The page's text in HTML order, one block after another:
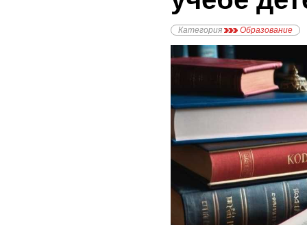
Категория Образование